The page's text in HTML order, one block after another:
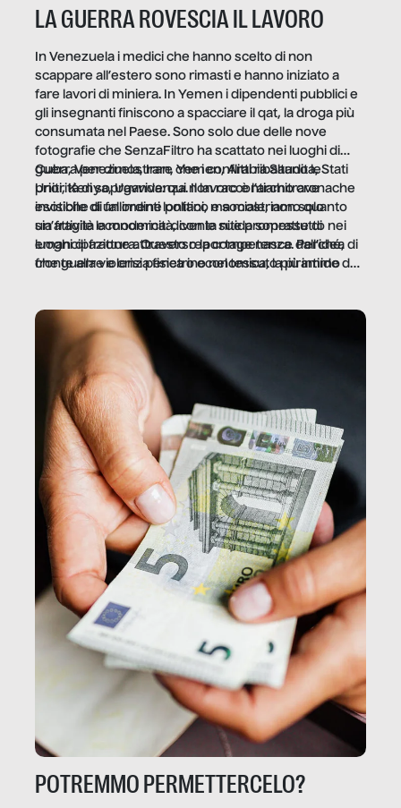
LA GUERRA ROVESCIA IL LAVORO
In Venezuela i medici che hanno scelto di non
scappare all’estero sono rimasti e hanno iniziato a
fare lavori di miniera. In Yemen i dipendenti pubblici e
gli insegnanti finiscono a spacciare il qat, la droga più
consumata nel Paese. Sono solo due delle nove
fotografie che SenzaFiltro ha scattato nei luoghi di
guerra per dimostrare che i conflitti ribaltano le
priorità di sopravvivenza. Il lavoro è l’architrave
invisibile di un ordine politico e sociale, non solo
un’attività economica: diventa nitida soprattutto nei
luoghi di frattura. Questo reportage nasce dall’idea
che guerre e crisi penetrino nel tessuto più intimo
Cuba, Venezuela, Iran, Yemen, Arabia Saudita, Stati
Uniti, Kenya, Uganda: qui non raccontiamo cronache
esotiche di fallimenti lontani, ma mostriamo quanto
sia fragile la modernità, con le sue promesse di
emancipazione attraverso la competenza. Perché, di
fronte alla violenza fisica o economica, la piramide del
POTREMMO PERMETTERCELO?